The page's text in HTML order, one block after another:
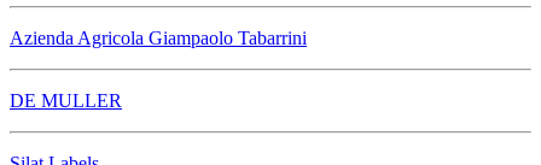
Azienda Agricola Giampaolo Tabarrini
DE MULLER